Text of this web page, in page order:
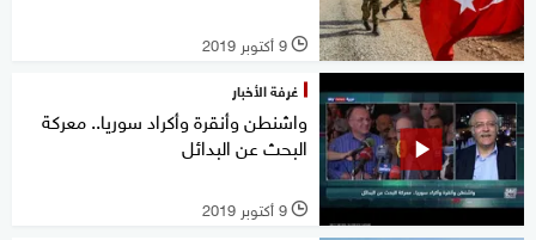
l 9 أكتوبر 2019
غرفة الأخبار
واشنطن وأنقرة وأكراد سوريا.. معركة
البحث عن البدائل
l 9 أكتوبر 2019